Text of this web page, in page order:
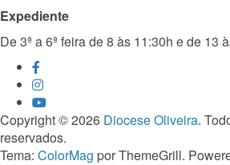
Expediente
De 3ª a 6ª feira de 8 às 11:30h e de 13
Copyright © 2026 Diocese Oliveira.
reservados.
Tema: ColorMag por ThemeGrill.